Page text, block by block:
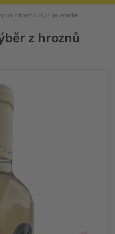
z hroznů 2024 polosuché
z hroznů